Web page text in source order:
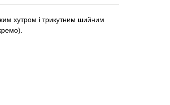
хутром і трикутним шийним